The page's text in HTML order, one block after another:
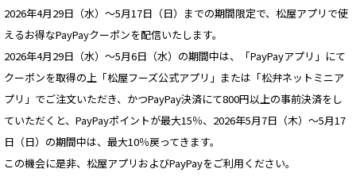
2026年4月29日（水）〜5月17日（日）までの期間限定で、松屋アプリで使
えるお得なPayPayクーポンを配信いたします。
2026年4月29日（水）～5月6日（水）の期間中は、「PayPayアプリ」にて
クーポンを取得の上「松屋フーズ公式アプリ」または「松弁ネットミニア
プリ」でご注文いただき、かつPayPay決済にて800円以上の事前決済をし
ていただくと、PayPayポイントが最大15％、2026年5月7日（木）～5月17
日（日）の期間中は、最大10％戻ってきます。
この機会に是非、松屋アプリおよびPayPayをご利用ください。